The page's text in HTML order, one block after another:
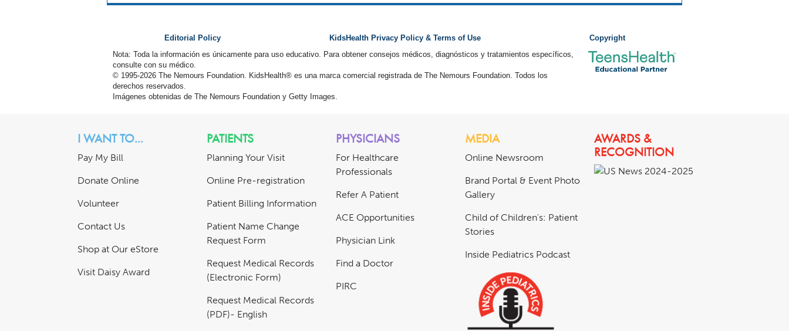
Editorial Policy KidsHealth Privacy Policy & Terms of Use
Copyright
Nota: Toda la información es únicamente para uso educativo. Para obtener consejos médicos, diagnósticos y tratamientos específicos,
consulte con su médico.
© 1995-2026 The Nemours Foundation. KidsHealth® es una marca comercial registrada de The Nemours Foundation. Todos los
derechos reservados.
Imágenes obtenidas de The Nemours Foundation y Getty Images.
I WANT TO...
Pay My Bill
Donate Online
Volunteer
Contact Us
Shop at Our eStore
Visit Daisy Award
PATIENTS
Planning Your Visit
Online Pre-registration
Patient Billing Information
Patient Name Change
Request Form
Request Medical Records
(Electronic Form)
Request Medical Records
(PDF)- English
PHYSICIANS
For Healthcare
Professionals
Refer A Patient
ACE Opportunities
Physician Link
Find a Doctor
PIRC
MEDIA
Online Newsroom
Brand Portal & Event Photo
Gallery
Child of Children's: Patient
Stories
Inside Pediatrics Podcast
AWARDS &
RECOGNITION